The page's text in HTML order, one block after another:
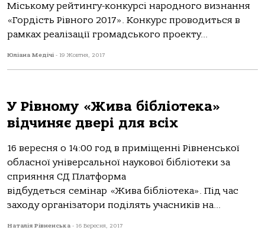
Міському рейтингу-конкурсі народного визнання
«Гордість Рівного 2017». Конкурс проводиться в
рамках реалізації громадського проекту...
Юліана Медічі - 19 Жовтня, 2017
У Рівному «Жива бібліотека»
відчиняє двері для всіх
16 вересня о 14:00 год в приміщенні Рівненської
обласної універсальної наукової бібліотеки за
сприяння СД Платформа
відбудеться семінар «Жива бібліотека». Під час
заходу організатори поділять учасників на...
Наталія Рівненська - 16 Вересня, 2017